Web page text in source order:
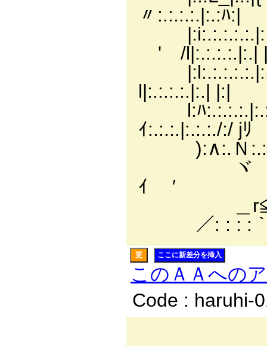
〃:.:.:.:.|:.:ﾊ:|
ゞ' /l|:.:.:.:.|:.|
l|:.:.:.:.|:.| |:|
l:ﾊ
ｲ:.:.:.|:.:.:./:/ jﾘ
):∧:.Ｎ
ヾ ＼ﾄ :.
ｲ ′
＿r≦⌒`
／: : : :｀
更 ここに新差分を挿入
このＡＡへの
Code : haruhi-